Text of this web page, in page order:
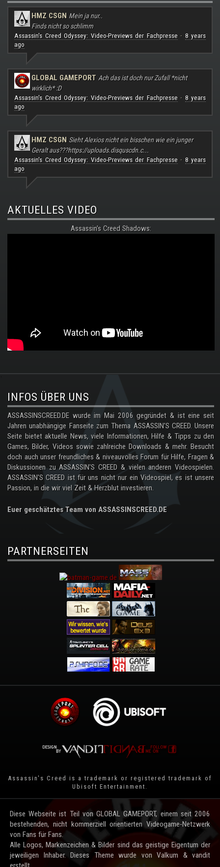
HMZ CSGN Mein ja nur..
Finds nicht so schlimm
Assassin's Creed Odyssey: Video-Previews der Fachpresse· 8 years
ago
GLOBAL GAMEPORT Ach das ist doch nur Zufall *nicht
wirklich* :D
Assassin's Creed Odyssey: Video-Previews der Fachpresse· 8 years
ago
HMZ CSGN Sieht Alexios nicht ein bisschen wie ein junger
Geralt aus???https://uploads.disquscdn.c...
Assassin's Creed Odyssey: Video-Previews der Fachpresse· 8 years
ago
AKTUELLES VIDEO
Assassin's Creed Shadows:
.
INFOS ÜBER UNS
ASSASSINSCREED.DE wurde im Mai 2006 gegründet & ist eine seit
Jahren unabhängige Fanseite zum Thema ASSASSIN'S CREED. Unsere
Seite bietet aktuelle News, viele Informationen, Hilfe & Tipps zu den
Games, Bilder, Videos sowie zahlreiche Downloads & mehr. Besucht
doch auch unser freundliches & niveauvolles Forum für Hilfe, Fragen &
Diskussionen zu ASSASSIN'S CREED & vielen anderen Videospielen.
ASSASSIN'S CREED ist für uns nicht nur ein Videospiel, es ist unsere
Passion, in die wir viel Zeit & Herzblut investieren.
Euer geschätztes Team von ASSASSINSCREED.DE
PARTNERSEITEN
Assassin's Creed is a trademark or registered trademark of
Ubisoft Entertainment .
Diese Webseite ist Teil von GLOBAL GAMEPORT, einem seit 2006
bestehenden, nicht kommerziell orientierten Videogame-Netzwerk
von Fans für Fans.
Alle Logos, Markenzeichen & Bilder sind das geistige Eigentum der
jeweiligen Inhaber. Dieses Theme wurde von Valkum & vandit